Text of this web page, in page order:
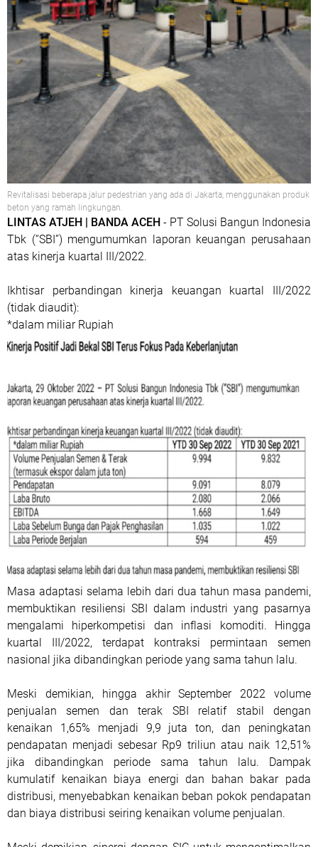
Revitalisasi beberapa jalur pedestrian yang ada di Jakarta, menggunakan produk
beton yang ramah lingkungan.
LINTAS ATJEH | BANDA ACEH - PT Solusi Bangun Indonesia
Tbk (“SBI”) mengumumkan laporan keuangan perusahaan
atas kinerja kuartal III/2022.
Ikhtisar perbandingan kinerja keuangan kuartal III/2022
(tidak diaudit):
*dalam miliar Rupiah
Masa adaptasi selama lebih dari dua tahun masa pandemi,
membuktikan resiliensi SBI dalam industri yang pasarnya
mengalami hiperkompetisi dan inflasi komoditi. Hingga
kuartal III/2022, terdapat kontraksi permintaan semen
nasional jika dibandingkan periode yang sama tahun lalu.
Meski demikian, hingga akhir September 2022 volume
penjualan semen dan terak SBI relatif stabil dengan
kenaikan 1,65% menjadi 9,9 juta ton, dan peningkatan
pendapatan menjadi sebesar Rp9 triliun atau naik 12,51%
jika dibandingkan periode sama tahun lalu. Dampak
kumulatif kenaikan biaya energi dan bahan bakar pada
distribusi, menyebabkan kenaikan beban pokok pendapatan
dan biaya distribusi seiring kenaikan volume penjualan.